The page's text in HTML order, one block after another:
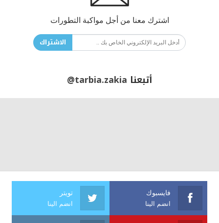
اشترك معنا من أجل مواكبة التطورات
الاشتراك
أتبعنا @tarbia.zakia
فايسبوك
انضم الينا
تويتر
انضم الينا